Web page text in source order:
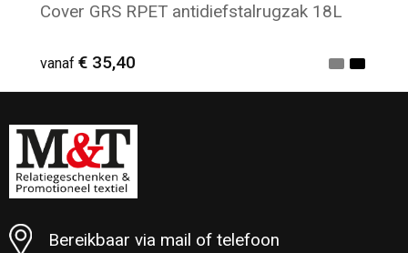
Cover GRS RPET antidiefstalrugzak 18L
vanaf € 35,40
Minimale afname: 3
Bereikbaar via mail of telefoon